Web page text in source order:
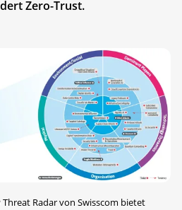
Zero-Trust.
Radar von Swisscom bietet